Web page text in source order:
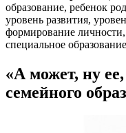
образование, ребенок
уровень развития,
формирование личности,
специальное
«А может, ну
семейного